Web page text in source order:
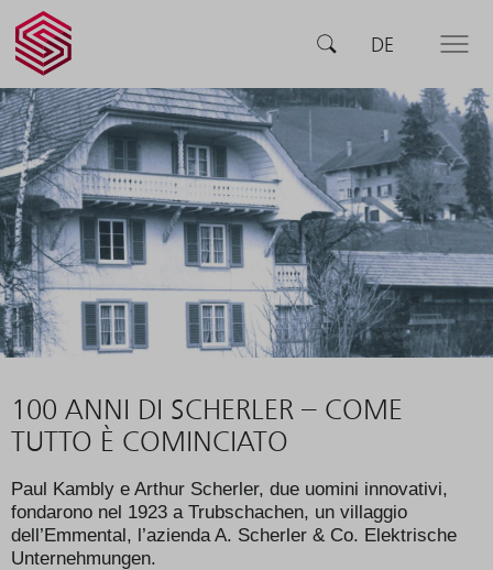
SA -
smart
swiss
engineering
RICERCADE MENU
100 ANNI DI SCHERLER – COME
TUTTO È COMINCIATO
Paul Kambly e Arthur Scherler, due uomini innovativi,
fondarono nel 1923 a Trubschachen, un villaggio
dell’Emmental, l’azienda A. Scherler & Co. Elektrische
Unternehmungen.